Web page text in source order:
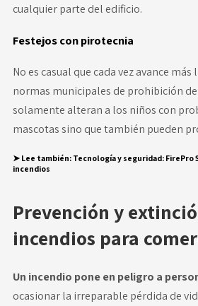
cualquier parte del edificio.
Festejos con pirotecnia
No es casual que cada vez avance
normas municipales de prohibición
solamente alteran a los niños con
mascotas sino que también pueden
➤ Lee también: Tecnología y seguridad: FirePro
incendios
Prevención y
incendios para
Un incendio pone en peligro a
ocasionar la irreparable pérdida de